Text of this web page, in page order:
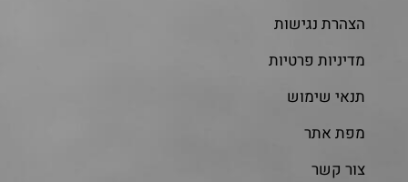
הצהרת נגישות
מדיניות פרטיות
תנאי שימוש
מפת אתר
צור קשר